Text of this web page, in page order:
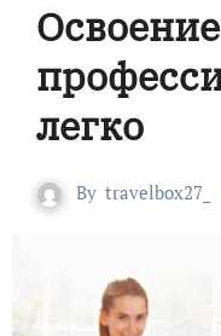
легко
By travelbox27_